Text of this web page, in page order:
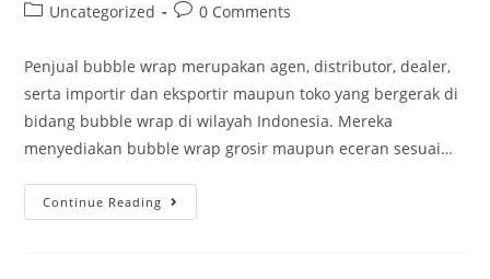
Uncategorized
0 Comments
Penjual bubble wrap merupakan agen, distributor, dealer,
serta importir dan eksportir maupun toko yang bergerak di
bidang bubble wrap di wilayah Indonesia. Mereka
menyediakan bubble wrap grosir maupun eceran sesuai…
Continue Reading